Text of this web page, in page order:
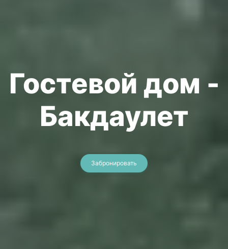
Гостевой дом -
Бакдаулет
Забронировать